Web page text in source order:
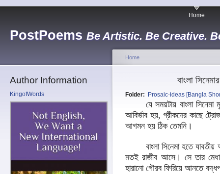
PostPoems Be Artistic. Be Creative.
Home
Author Information
KingofWords
Home
বাংলা
Folder: Prosaic-ideas [Bangla
যে সময়টায় বাংলা সিনেমা
আবির্ভাব হয়, গ্রীকদের কাছে
আগমন হয় ঠিক তেমনি ।
বাংলা সিনেমা হতে যাবতীয়
মতই রাজীব আসে। সে তার
হারানো গৌরব ফিরিয়ে আনতে